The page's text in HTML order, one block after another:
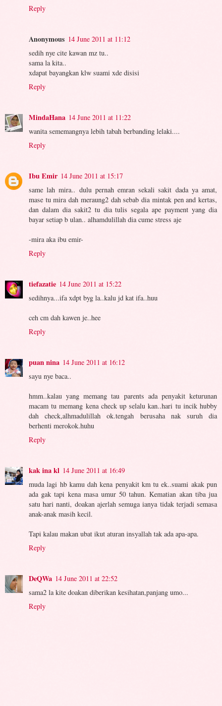
Reply
Anonymous 14 June 2011 at 11:12
sedih nye cite kawan mz tu..
sama la kita..
xdapat bayangkan klw suami xde disisi
Reply
MindaHana 14 June 2011 at 11:22
wanita sememangnya lebih tabah berbanding lelaki....
Reply
Ibu Emir 14 June 2011 at 15:17
same lah mira.. dulu pernah emran sekali sakit dada ya amat,
mase tu mira dah meraung2 dah sebab dia mintak pen and kertas,
dan dalam dia sakit2 tu dia tulis segala ape payment yang dia
bayar setiap b ulan.. alhamdulillah dia cume stress aje
-mira aka ibu emir-
Reply
tiefazatie 14 June 2011 at 15:22
sedihnya...ifa xdpt byg la..kalu jd kat ifa..huu
ceh cm dah kawen je..hee
Reply
puan nina 14 June 2011 at 16:12
sayu nye baca..
hmm..kalau yang memang tau parents ada penyakit keturunan
macam tu memang kena check up selalu kan..hari tu incik hubby
dah check,alhmadulillah ok.tengah berusaha nak suruh dia
berhenti merokok.huhu
Reply
kak ina kl 14 June 2011 at 16:49
muda lagi hb kamu dah kena penyakit km tu ek..suami akak pun
ada gak tapi kena masa umur 50 tahun. Kematian akan tiba jua
satu hari nanti, doakan ajerlah semuga ianya tidak terjadi semasa
anak-anak masih kecil.
Tapi kalau makan ubat ikut aturan insyallah tak ada apa-apa.
Reply
DeQWa 14 June 2011 at 22:52
sama2 la kite doakan diberikan kesihatan,panjang umo...
Reply